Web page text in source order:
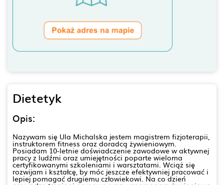
Dietetyk
Opis:
Nazywam się Ula Michalska jestem magistrem fizjoterapii,
instruktorem fitness oraz doradcą żywieniowym.
Posiadam 10-letnie doświadczenie zawodowe w aktywnej
pracy z ludźmi oraz umiejętności poparte wieloma
certyfikowanymi szkoleniami i warsztatami. Wciąż się
rozwijam i kształcę, by móc jeszcze efektywniej pracować i
lepiej pomagać drugiemu człowiekowi. Na co dzień